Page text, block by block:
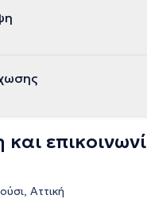
Αττική